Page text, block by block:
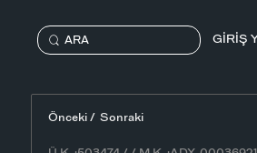
ARA GİRİŞ
Önceki / Sonraki